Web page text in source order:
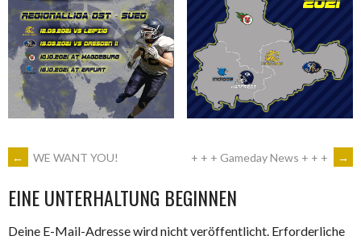
ARTIKEL-
NAVIGATION
← WE WANT YOU! + + + Gameday News + + + →
EINE UNTERHALTUNG BEGINNEN
Deine E-Mail-Adresse wird nicht veröffentlicht. Erforderliche